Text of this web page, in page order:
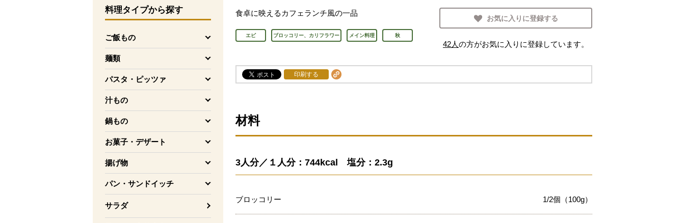
料理タイプから探す
ご飯もの
を開く
麺類
を開く
パスタ・ピッツァ
を開く
汁もの
を開く
鍋もの
を開く
お菓子・デザート
を開く
揚げ物
を開く
パン・サンドイッチ
を開く
サラダ
食卓に映えるカフェランチ風の一品
エビ ブロッコリー、カリフラワー メイン料理 秋
お気に入りに登録する
42人の方がお気に入りに登録しています。
印刷する
材料
3人分／１人分：744kcal 塩分：2.3g
ブロッコリー 1/2個（100g）